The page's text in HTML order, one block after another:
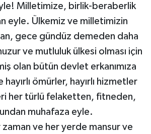
Milletimize, birlik-beraberlik
eyle. Ülkemiz ve milletimizin
gece gündüz demeden daha
ve mutluluk ülkesi olması için
olan bütün devlet erkanımıza
ömürler, hayırlı hizmetler
her türlü felaketten, fitneden,
muhafaza eyle.
zaman ve her yerde mansur ve